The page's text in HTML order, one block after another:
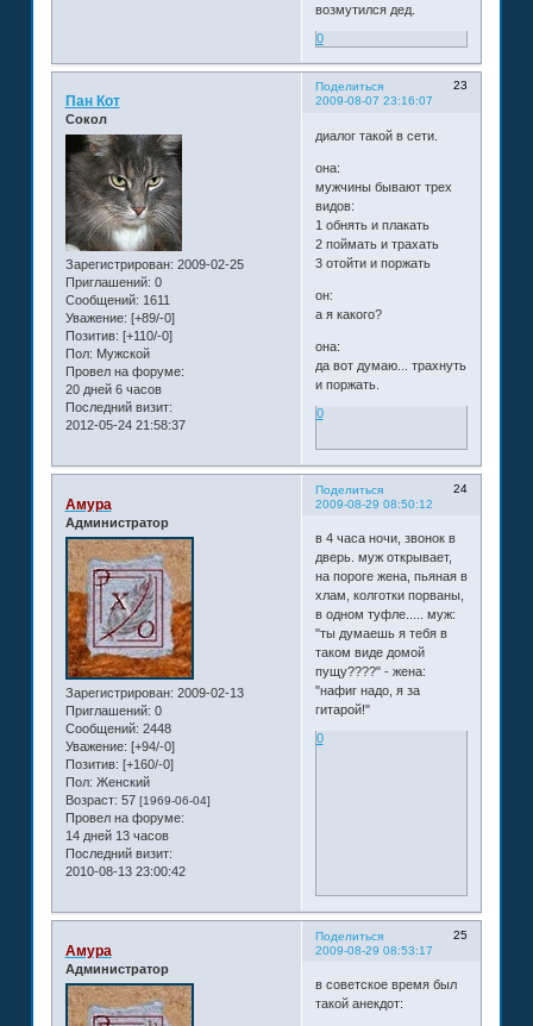
возмутился дед.
0
Поделиться
23
2009-08-07 23:16:07
Пан Кот
Сокол
Зарегистрирован: 2009-02-25
Приглашений: 0
Сообщений: 1611
Уважение: [+89/-0]
Позитив: [+110/-0]
Пол: Мужской
Провел на форуме:
20 дней 6 часов
Последний визит:
2012-05-24 21:58:37
диалог такой в сети.
она:
мужчины бывают трех
видов:
1 обнять и плакать
2 поймать и трахать
3 отойти и поржать
он:
а я какого?
она:
да вот думаю... трахнуть
и поржать.
0
Поделиться
24
2009-08-29 08:50:12
Амура
Администратор
Зарегистрирован: 2009-02-13
Приглашений: 0
Сообщений: 2448
Уважение: [+94/-0]
Позитив: [+160/-0]
Пол: Женский
Возраст: 57 [1969-06-04]
Провел на форуме:
14 дней 13 часов
Последний визит:
2010-08-13 23:00:42
в 4 часа ночи, звонок в
дверь. муж открывает,
на пороге жена, пьяная в
хлам, колготки порваны,
в одном туфле..... муж:
"ты думаешь я тебя в
таком виде домой
пущу????" - жена:
"нафиг надо, я за
гитарой!"
0
Поделиться
25
2009-08-29 08:53:17
Амура
Администратор
в советское время был
такой анекдот: